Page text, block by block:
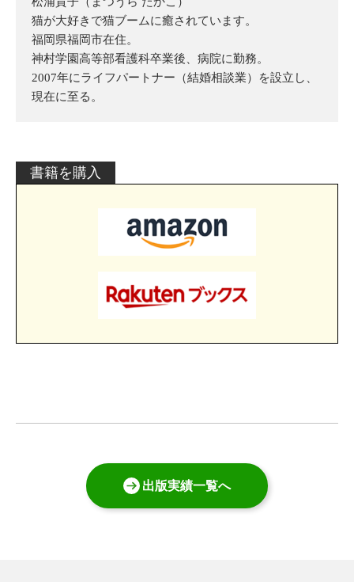
猫が大好きで猫ブームに癒されています。
福岡県福岡市在住。
神村学園高等部看護科卒業後、病院に勤務。
2007年にライフパートナー（結婚相談業）を設立し、
現在に至る。
書籍を購入
出版実績一覧へ